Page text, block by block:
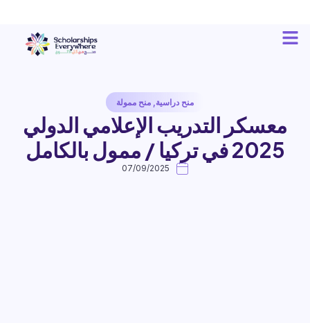
منح دراسية, منح ممولة
معسكر التدريب الإعلامي الدولي
2025 في تركيا / ممول بالكامل
07/09/2025